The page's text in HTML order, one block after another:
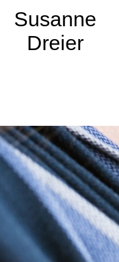
Susanne
Dreier